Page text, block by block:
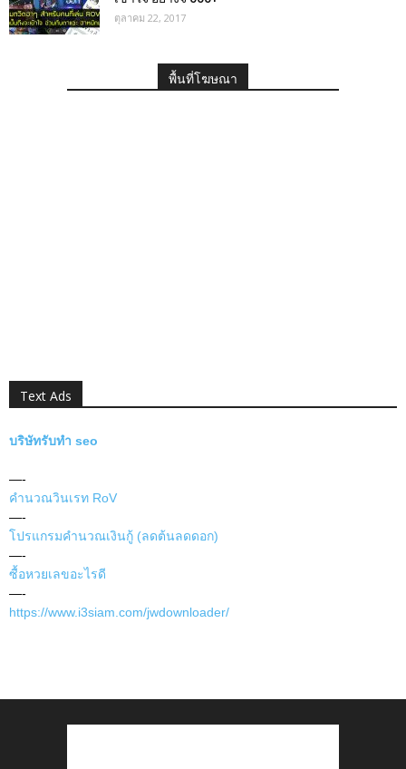
ตุลาคม 22, 2017
พื้นที่โฆษณา
Text Ads
บริษัทรับทำ seo
—-
คำนวณวินเรท RoV
—-
โปรแกรมคำนวณเงินกู้ (ลดต้นลดดอก)
—-
ซื้อหวยเลขอะไรดี
—-
https://www.i3siam.com/jwdownloader/